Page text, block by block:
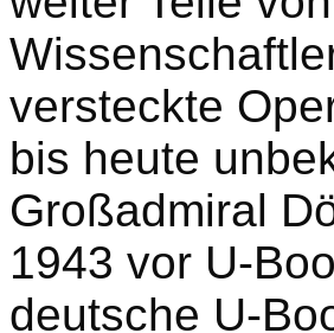
versteckte
bis heute
Großadmiral
1943 vor U-
deutsche U-